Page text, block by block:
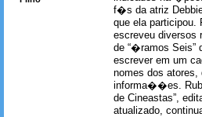
f�s da atriz
que ela
escreveu
de “�ramos
escrever em um
nomes dos atores,
informa��es.
de Cineastas”,
atualizado,